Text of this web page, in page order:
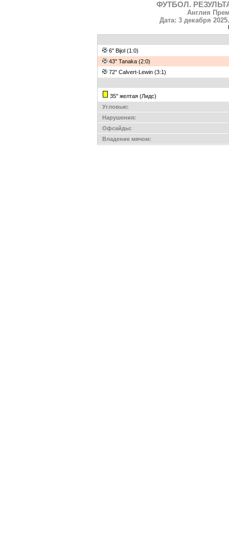
ФУТБОЛ.
Англия
Дата: 3 декабря
6'' Bijol (1:0)
43'' Tanaka (2:0)
72'' Calvert-Lewin (3:1)
35'' желтая (Лидс)
Угловые:
Нарушения:
Офсайды:
Владение мячом: